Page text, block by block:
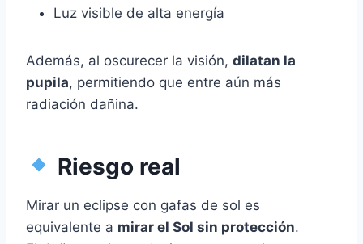
Luz visible de alta energía
Además, al oscurecer la visión, dilatan la
pupila, permitiendo que entre aún más
radiación dañina.
Riesgo real
Mirar un eclipse con gafas de sol es
equivalente a mirar el Sol sin protección.